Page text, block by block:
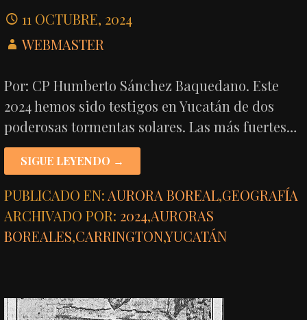
11 OCTUBRE, 2024
WEBMASTER
Por: CP Humberto Sánchez Baquedano. Este
2024 hemos sido testigos en Yucatán de dos
poderosas tormentas solares. Las más fuertes…
SIGUE LEYENDO →
PUBLICADO EN: AURORA BOREAL,GEOGRAFÍA
ARCHIVADO POR: 2024,AURORAS
BOREALES,CARRINGTON,YUCATÁN